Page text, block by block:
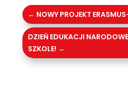
← NOWY PROJEKT
DZIEŃ EDUKACJI
SZKOLE! →